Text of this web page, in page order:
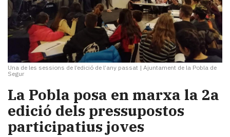
Una de les sessions de l’edició de l’any passat | Ajuntament de la Pobla de
Segur
​La Pobla posa en marxa la 2a
edició dels pressupostos
participatius joves